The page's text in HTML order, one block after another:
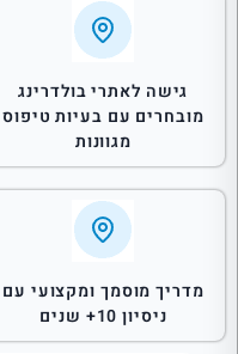
גישה לאתרי בולדרינג
מובחרים עם בעיות טיפוס
מגוונות
מדריך מוסמך ומקצועי עם
ניסיון 10+ שנים